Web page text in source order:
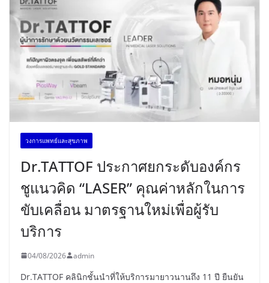
วงการแพทย์และสุขภาพ
Dr.TATTOF ประกาศยกระดับองค์กร
ชูแนวคิด “LASER” คุณค่าหลักในการ
ขับเคลื่อน มาตรฐานใหม่เพื่อผู้รับ
บริการ
04/08/2026 admin
Dr.TATTOF คลินิกชั้นนำที่ให้บริการมายาวนานถึง 11 ปี ยืนยัน